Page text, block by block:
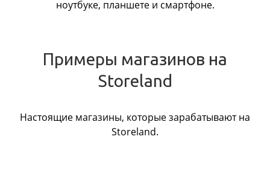
ноутбуке, планшете и смартфоне.
Примеры магазинов на
Storeland
Настоящие магазины, которые зарабатывают на
Storeland.